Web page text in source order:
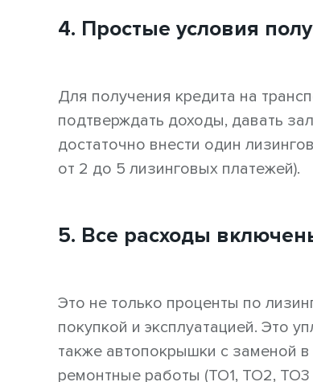
4. Простые условия
Для получения кредита на
подтверждать доходы, давать
достаточно внести один
от 2 до 5 лизинговых платежей).
5. Все расходы
Это не только проценты по
покупкой и эксплуатацией. Это
также автопокрышки с заменой
ремонтные работы (ТО1, ТО2,